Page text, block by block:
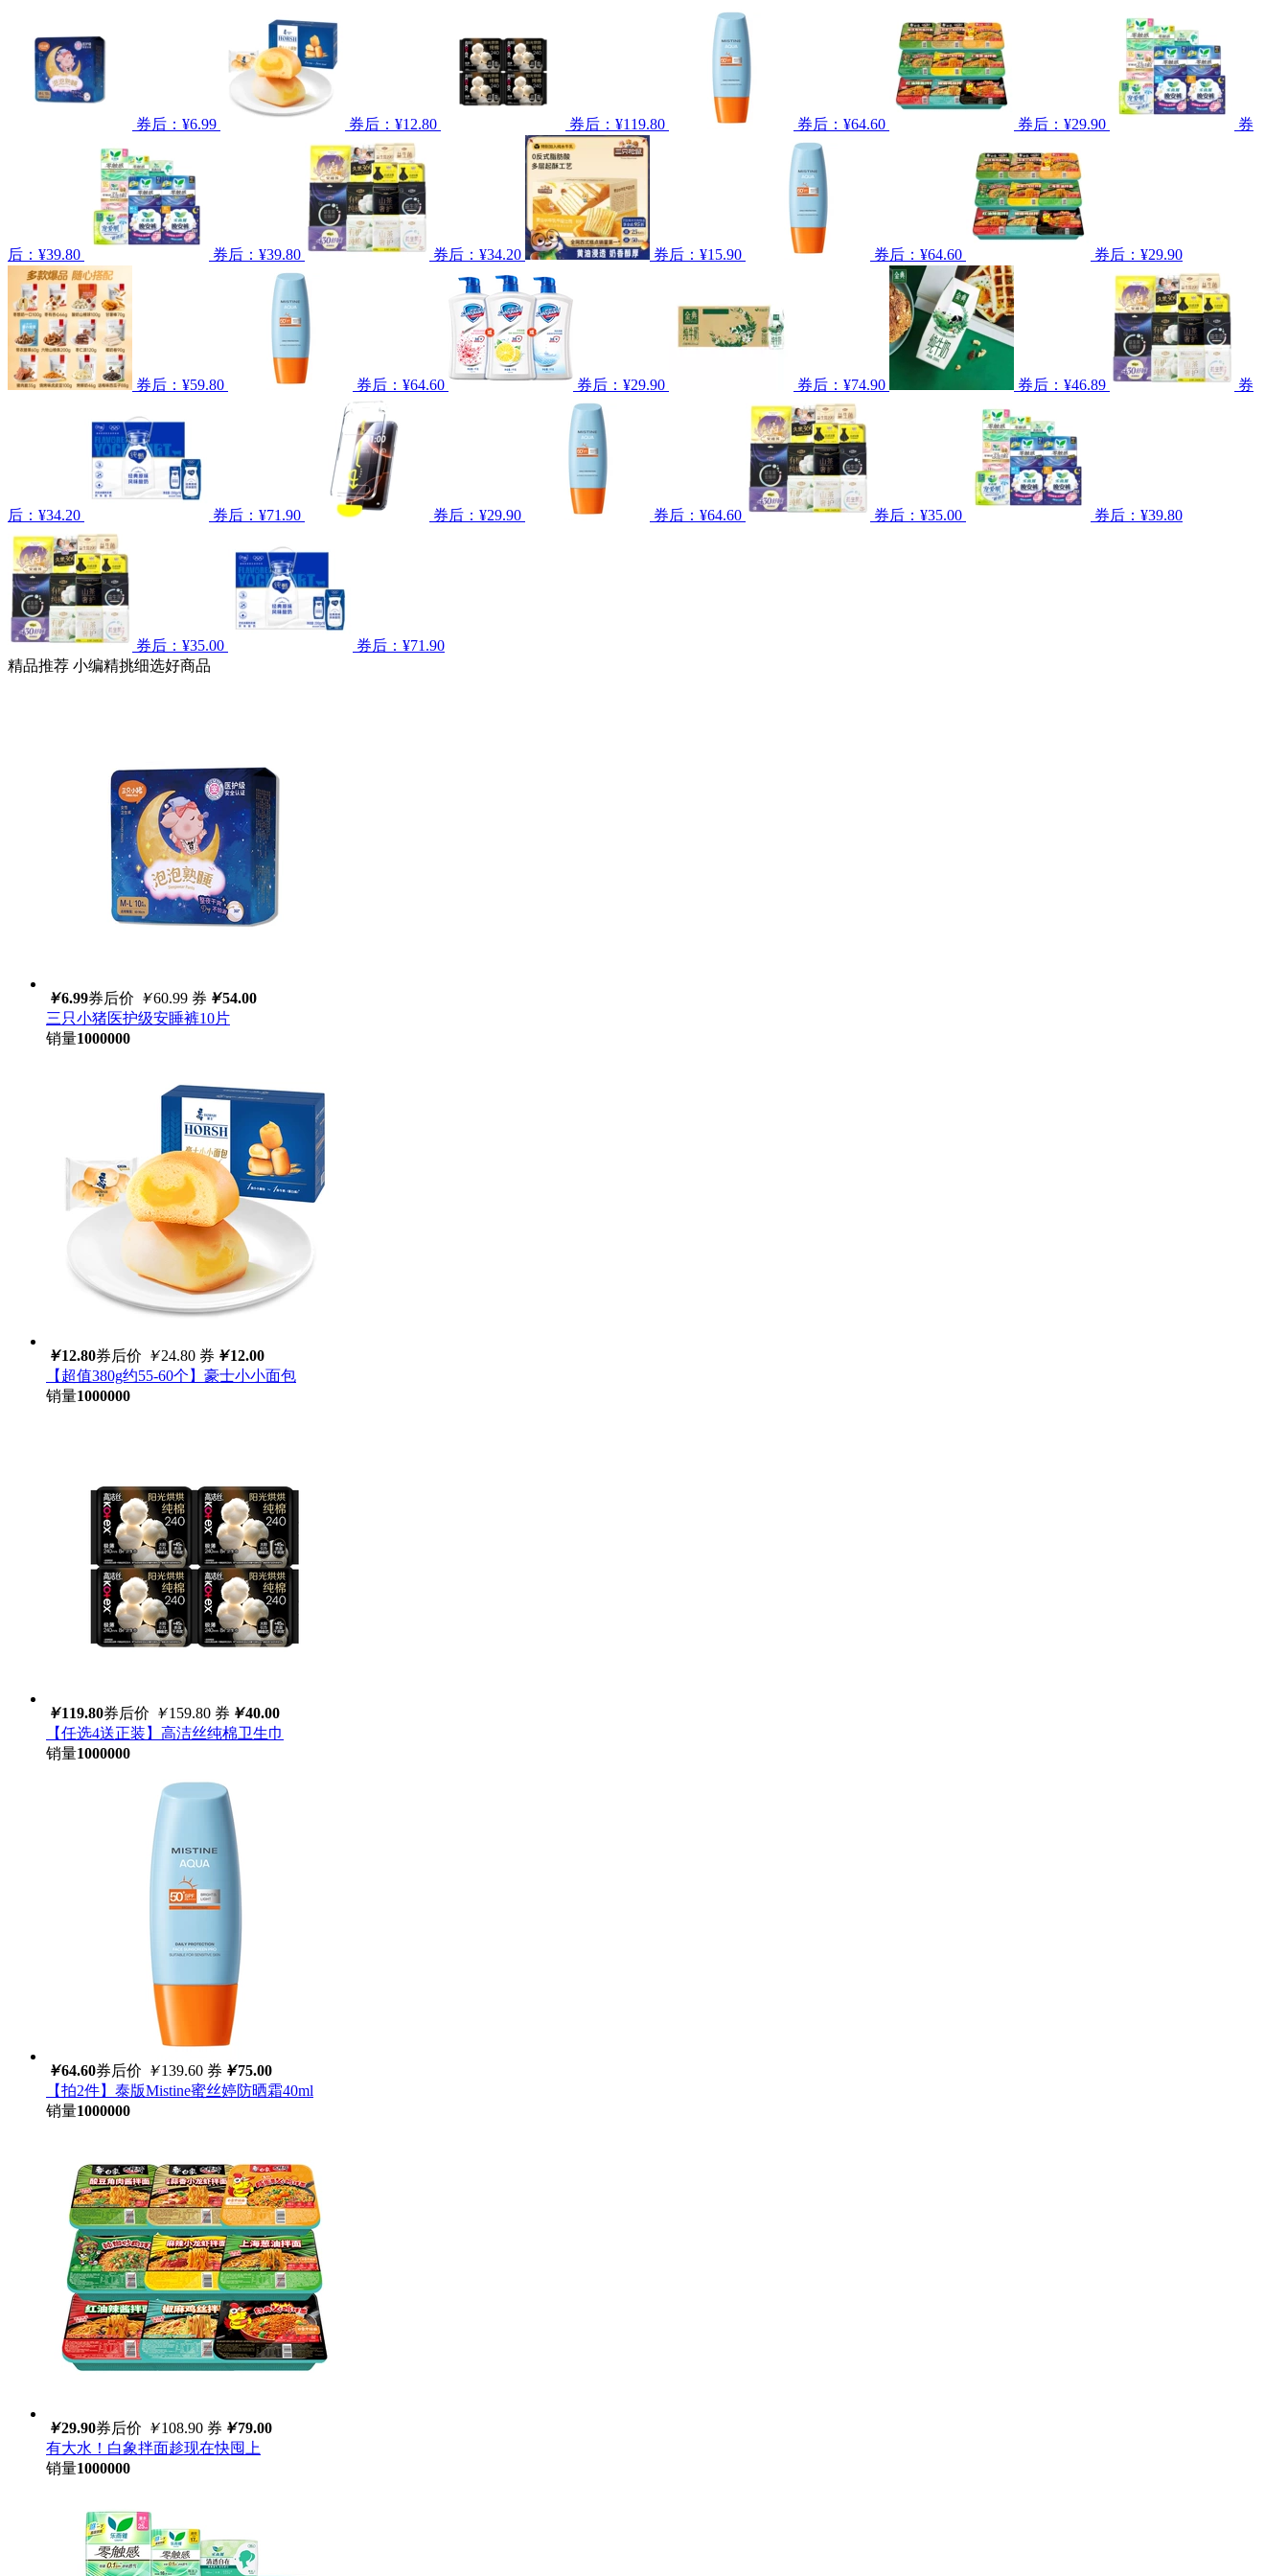
券后：¥6.99 券后：¥12.80 券后：¥119.80 券后：¥64.60 券后：¥29.90 券
后：¥39.80 券后：¥39.80 券后：¥34.20 券后：¥15.90 券后：¥64.60 券后：¥29.90
券后：¥59.80 券后：¥64.60 券后：¥29.90 券后：¥74.90 券后：¥46.89 券
后：¥34.20 券后：¥71.90 券后：¥29.90 券后：¥64.60 券后：¥35.00 券后：¥39.80
券后：¥35.00
券后：¥71.90
精品推荐 小编精挑细选好商品
￥6.99券后价 ￥60.99 券 ￥54.00
三只小猪医护级安睡裤10片
销量1000000
￥12.80券后价 ￥24.80 券 ￥12.00
【超值380g约55-60个】豪士小小面包
销量1000000
￥119.80券后价 ￥159.80 券 ￥40.00
【任选4送正装】高洁丝纯棉卫生巾
销量1000000
￥64.60券后价 ￥139.60 券 ￥75.00
【拍2件】泰版Mistine蜜丝婷防晒霜40ml
销量1000000
￥29.90券后价 ￥108.90 券 ￥79.00
有大水！白象拌面趁现在快囤上
销量1000000